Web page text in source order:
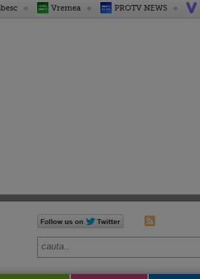
Vremea PROTV NEWS